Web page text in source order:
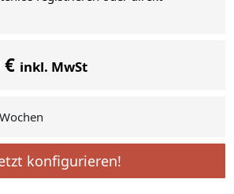
€ inkl. MwSt
konfigurieren!